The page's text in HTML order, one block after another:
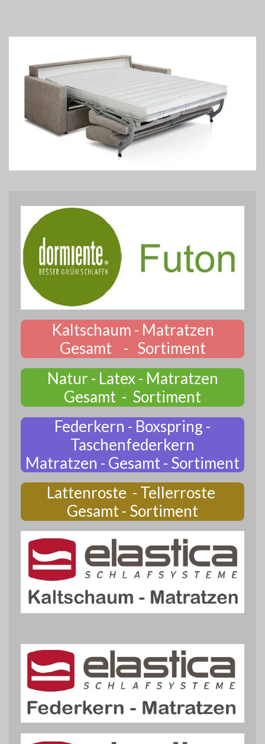
Kaltschaum - Matratzen
Gesamt - Sortiment
Natur - Latex - Matratzen
Gesamt - Sortiment
Federkern - Boxspring -
Taschenfederkern
Matratzen - Gesamt - Sortiment
Lattenroste - Tellerroste
Gesamt - Sortiment